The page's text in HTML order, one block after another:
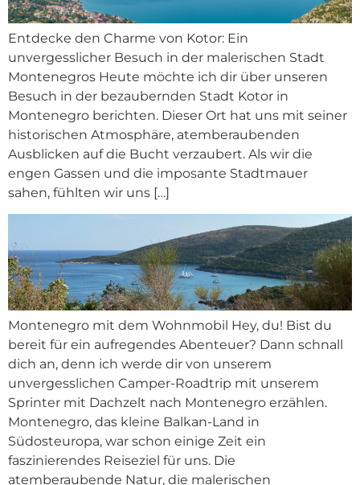
Entdecke den Charme von Kotor: Ein
unvergesslicher Besuch in der malerischen Stadt
Montenegros Heute möchte ich dir über unseren
Besuch in der bezaubernden Stadt Kotor in
Montenegro berichten. Dieser Ort hat uns mit seiner
historischen Atmosphäre, atemberaubenden
Ausblicken auf die Bucht verzaubert. Als wir die
engen Gassen und die imposante Stadtmauer
sahen, fühlten wir uns […]
Montenegro mit dem Wohnmobil Hey, du! Bist du
bereit für ein aufregendes Abenteuer? Dann schnall
dich an, denn ich werde dir von unserem
unvergesslichen Camper-Roadtrip mit unserem
Sprinter mit Dachzelt nach Montenegro erzählen.
Montenegro, das kleine Balkan-Land in
Südosteuropa, war schon einige Zeit ein
faszinierendes Reiseziel für uns. Die
atemberaubende Natur, die malerischen